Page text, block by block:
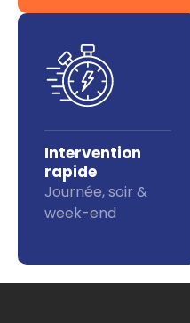
Intervention
rapide
Journée, soir &
week-end